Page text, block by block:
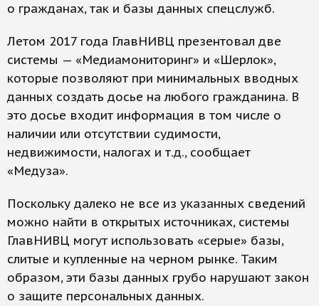
о гражданах, так и базы данных спецслужб.
Летом 2017 года ГлавНИВЦ презентовал две
системы — «Медиамониторинг» и «Шерлок»,
которые позволяют при минимальных вводных
данных создать досье на любого гражданина. В
это досье входит информация в том числе о
наличии или отсутствии судимости,
недвижимости, налогах и т.д., сообщает
«Медуза».
Поскольку далеко не все из указанных сведений
можно найти в открытых источниках, системы
ГлавНИВЦ могут использовать «серые» базы,
слитые и купленные на черном рынке. Таким
образом, эти базы данных грубо нарушают закон
о защите персональных данных.